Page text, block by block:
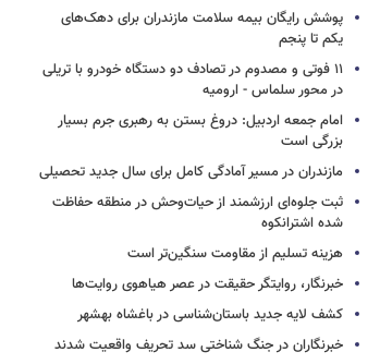
پوشش رایگان بیمه سلامت مازندران برای دهک‌های
یکم تا پنجم
۱۱ فوتی و مصدوم در تصادف دو دستگاه خودرو با تریلی
در محور سلماس - ارومیه
امام جمعه اردبیل: دروغ بستن به رهبری جرم بسیار
بزرگی است
مازندران در مسیر آمادگی کامل برای سال جدید تحصیلی
ثبت جلوه‌ای ارزشمند از حیات‌وحش در منطقه حفاظت
شده اشترانکوه
هزینه تسلیم از مقاومت سنگین‌تر است
خبرنگار، روایتگر حقیقت در عصر هیاهوی روایت‌ها
کشف لایه جدید باستان‌شناسی در باغشاه بهشهر
خبرنگاران در جنگ شناختی سد تحریف واقعیت شدند